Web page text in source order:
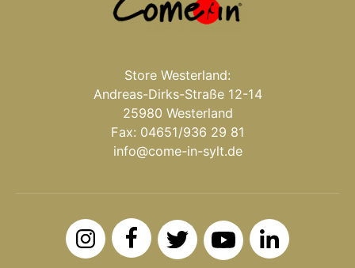
Store Westerland:
Andreas-Dirks-Straße 12-14
25980 Westerland
Fax: 04651/936 29 81
info@come-in-sylt.de